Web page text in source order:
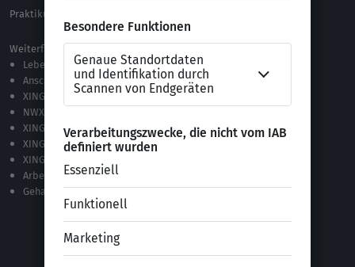
Praktikum Online Marketing
Weiterführende Links
Lebenslauf-Editor
Anschreiben-Editor
XING Stellenmarkt
NWX – „Alles zur Zukunft der Arbeit“
XING Campus
XING News
XING ProJobs
Arbeitgeber-Bewertungen
Gehaltsvergleich